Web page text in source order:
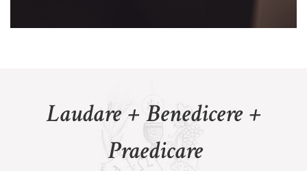
Laudare + Benedicere +
Praedicare